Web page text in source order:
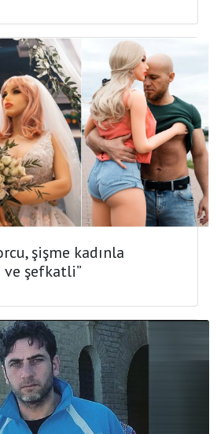
şişme kadınla
ve şefkatli”